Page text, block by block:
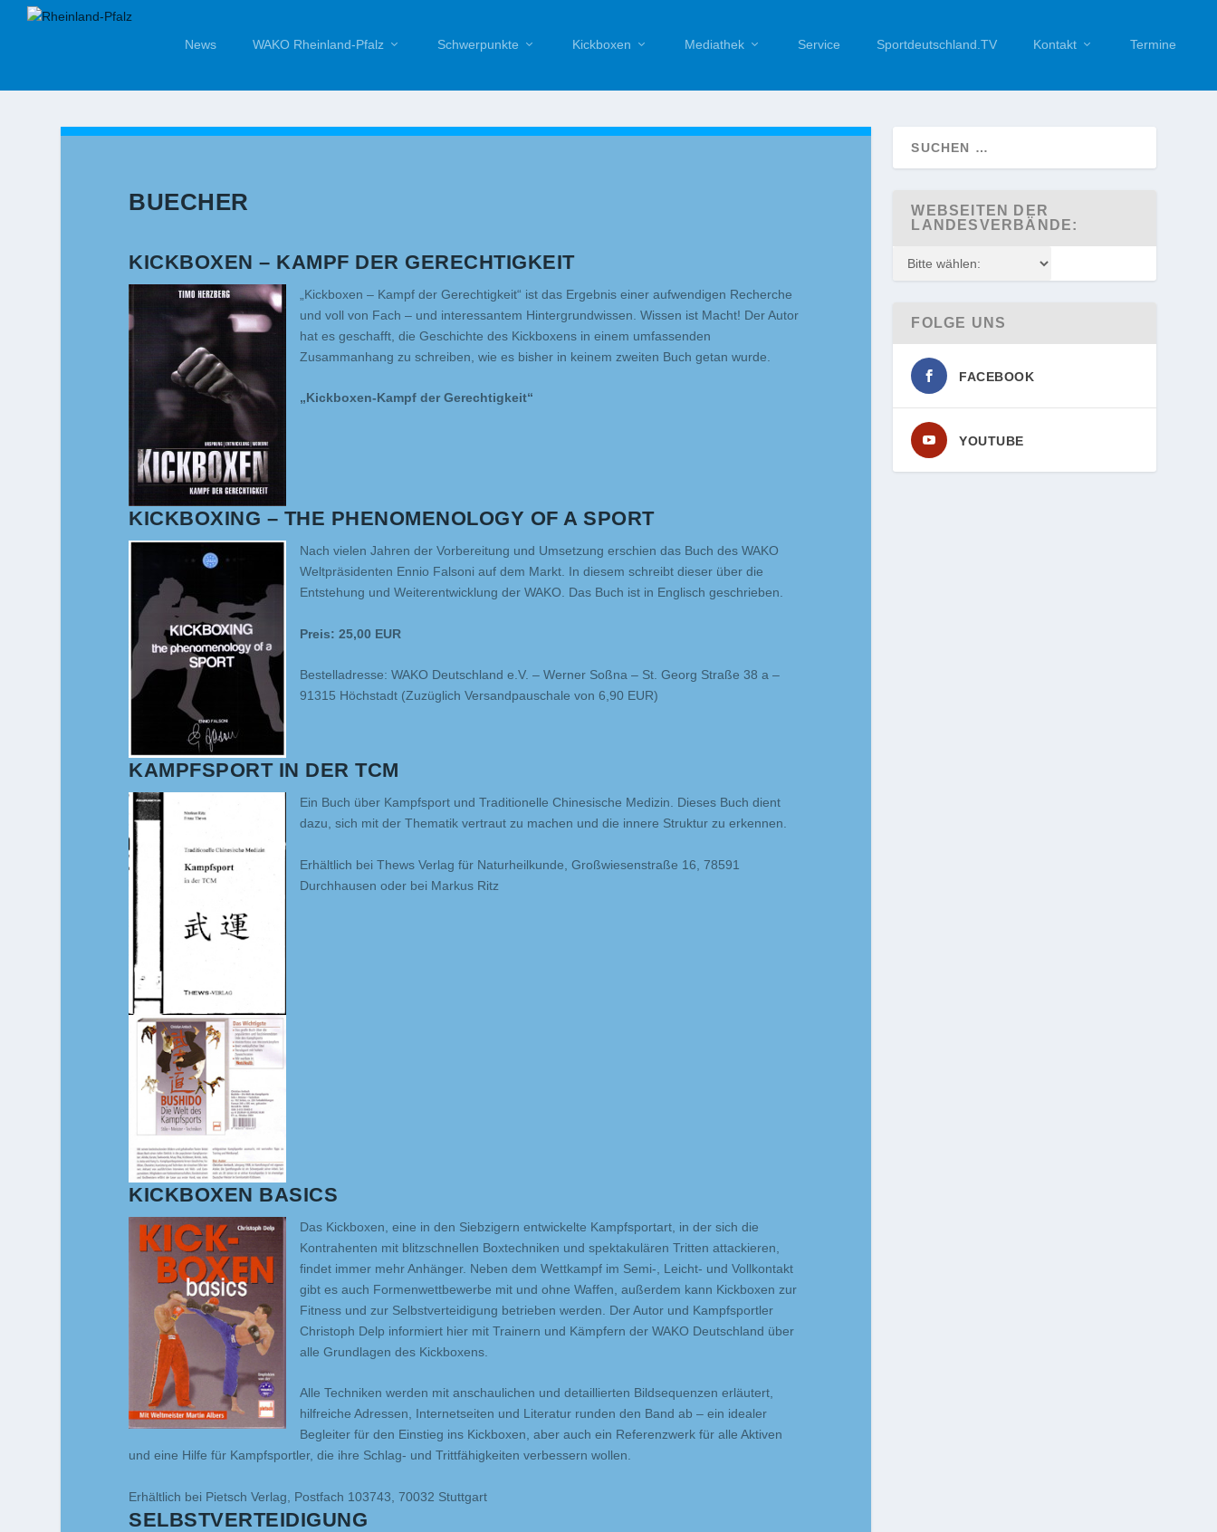
News WAKO Rheinland-Pfalz Schwerpunkte Kickboxen Mediathek Service Sportdeutschland.TV Kontakt Termine
BUECHER
KICKBOXEN – KAMPF DER GERECHTIGKEIT
„Kickboxen – Kampf der Gerechtigkeit“ ist das Ergebnis einer aufwendigen Recherche
und voll von Fach – und interessantem Hintergrundwissen. Wissen ist Macht! Der Autor
hat es geschafft, die Geschichte des Kickboxens in einem umfassenden
Zusammanhang zu schreiben, wie es bisher in keinem zweiten Buch getan wurde.
„Kickboxen-Kampf der Gerechtigkeit“
KICKBOXING – THE PHENOMENOLOGY OF A SPORT
Nach vielen Jahren der Vorbereitung und Umsetzung erschien das Buch des WAKO
Weltpräsidenten Ennio Falsoni auf dem Markt. In diesem schreibt dieser über die
Entstehung und Weiterentwicklung der WAKO. Das Buch ist in Englisch geschrieben.
Preis: 25,00 EUR
Bestelladresse: WAKO Deutschland e.V. – Werner Soßna – St. Georg Straße 38 a –
91315 Höchstadt (Zuzüglich Versandpauschale von 6,90 EUR)
KAMPFSPORT IN DER TCM
Ein Buch über Kampfsport und Traditionelle Chinesische Medizin. Dieses Buch dient
dazu, sich mit der Thematik vertraut zu machen und die innere Struktur zu erkennen.
Erhältlich bei Thews Verlag für Naturheilkunde, Großwiesenstraße 16, 78591
Durchhausen oder bei Markus Ritz
KICKBOXEN BASICS
Das Kickboxen, eine in den Siebzigern entwickelte Kampfsportart, in der sich die
Kontrahenten mit blitzschnellen Boxtechniken und spektakulären Tritten attackieren,
findet immer mehr Anhänger. Neben dem Wettkampf im Semi-, Leicht- und Vollkontakt
gibt es auch Formenwettbewerbe mit und ohne Waffen, außerdem kann Kickboxen zur
Fitness und zur Selbstverteidigung betrieben werden. Der Autor und Kampfsportler
Christoph Delp informiert hier mit Trainern und Kämpfern der WAKO Deutschland über
alle Grundlagen des Kickboxens.
Alle Techniken werden mit anschaulichen und detaillierten Bildsequenzen erläutert,
hilfreiche Adressen, Internetseiten und Literatur runden den Band ab – ein idealer
Begleiter für den Einstieg ins Kickboxen, aber auch ein Referenzwerk für alle Aktiven
und eine Hilfe für Kampfsportler, die ihre Schlag- und Trittfähigkeiten verbessern wollen.
Erhältlich bei Pietsch Verlag, Postfach 103743, 70032 Stuttgart
SELBSTVERTEIDIGUNG
WEBSEITEN DER
LANDESVERBÄNDE:
FOLGE UNS
FACEBOOK
YOUTUBE